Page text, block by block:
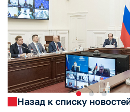
Назад к списку